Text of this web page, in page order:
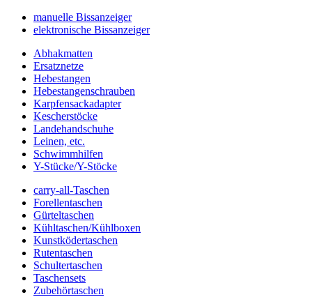
manuelle Bissanzeiger
elektronische Bissanzeiger
Abhakmatten
Ersatznetze
Hebestangen
Hebestangenschrauben
Karpfensackadapter
Kescherstöcke
Landehandschuhe
Leinen, etc.
Schwimmhilfen
Y-Stücke/Y-Stöcke
carry-all-Taschen
Forellentaschen
Gürteltaschen
Kühltaschen/Kühlboxen
Kunstködertaschen
Rutentaschen
Schultertaschen
Taschensets
Zubehörtaschen